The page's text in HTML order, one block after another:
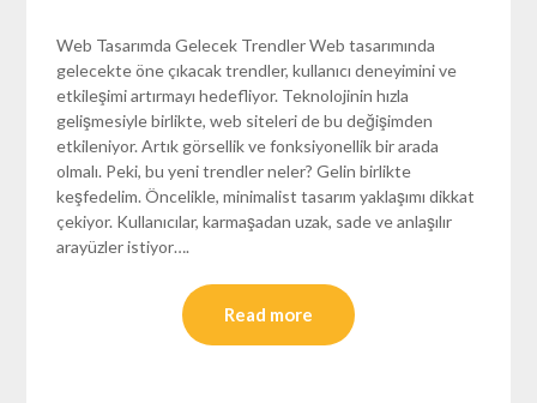
Web Tasarımda Gelecek Trendler Web tasarımında
gelecekte öne çıkacak trendler, kullanıcı deneyimini ve
etkileşimi artırmayı hedefliyor. Teknolojinin hızla
gelişmesiyle birlikte, web siteleri de bu değişimden
etkileniyor. Artık görsellik ve fonksiyonellik bir arada
olmalı. Peki, bu yeni trendler neler? Gelin birlikte
keşfedelim. Öncelikle, minimalist tasarım yaklaşımı dikkat
çekiyor. Kullanıcılar, karmaşadan uzak, sade ve anlaşılır
arayüzler istiyor….
Read more